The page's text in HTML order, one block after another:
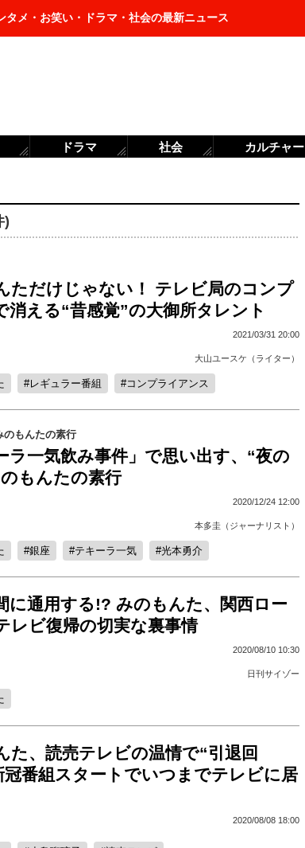
タメ・お笑い・ドラマ・社会の最新ニュース
)
ただけじゃない！ テレビ局のコンプ
消える“昔感覚”の大御所タレント
2021/03/31 20:00
大山ユースケ（ライター）
レギュラー番組 コンプライアンス
のもんたの素行
ラ一気飲み事件」で思い出す、“夜の
もんたの素行
2020/12/24 12:00
本多圭（ジャーナリスト）
銀座 テキーラ一気 光本勇介
に通用する!? みのもんた、関西ロー
レビ復帰の切実な裏事情
2020/08/10 10:30
日刊サイゾー
た、読売テレビの温情で“引退回
冠番組スタートでいつまでテレビに居
2020/08/08 18:00
ドラマ 社会 カルチャー